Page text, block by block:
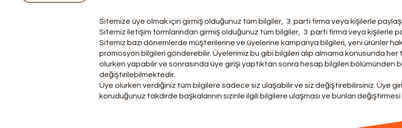
Sitemize üye olmak için girmiş olduğunuz tüm bilgiler, 3. parti firma veya kişilerle
Sitemiz iletişim formlarından girmiş olduğunuz tüm bilgiler, 3. parti firma veya kişilerle
Sitemiz bazı dönemlerde müşterilerine ve üyelerine kampanya bilgileri, yeni ürünler
promosyon bilgileri gönderebilir. Üyelerimiz bu gibi bilgileri alıp almama konusunda her
olurken yapabilir ve sonrasında üye girişi yaptıktan sonra hesap bilgileri bölümünden
değiştirilebilmektedir.
Üye olurken verdiğiniz tüm bilgilere sadece siz ulaşabilir ve siz değiştirebilirsiniz. Üye
koruduğunuz takdirde başkalarının sizinle ilgili bilgilere ulaşması ve bunları